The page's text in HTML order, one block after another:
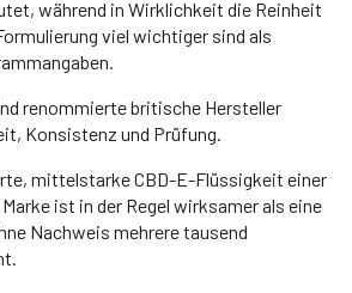
während in Wirklichkeit die Reinheit
viel wichtiger sind als
renommierte britische Hersteller
Konsistenz und Prüfung.
mittelstarke CBD-E-Flüssigkeit einer
ist in der Regel wirksamer als eine
Nachweis mehrere tausend